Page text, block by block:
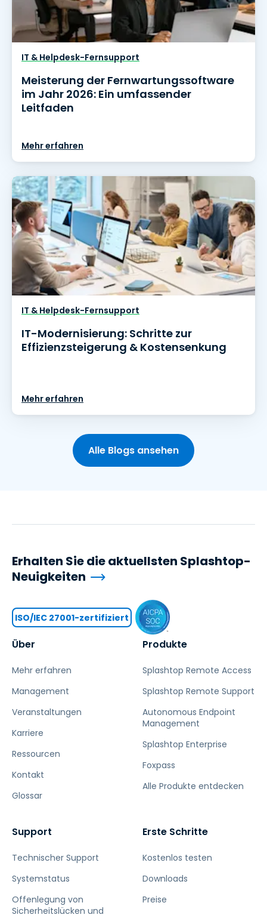
IT & Helpdesk-Fernsupport
Meisterung der Fernwartungssoftware
im Jahr 2026: Ein umfassender
Leitfaden
Mehr erfahren
IT & Helpdesk-Fernsupport
IT-Modernisierung: Schritte zur
Effizienzsteigerung & Kostensenkung
Mehr erfahren
Alle Blogs ansehen
Über
Mehr erfahren
Management
Veranstaltungen
Karriere
Ressourcen
Kontakt
Glossar
Produkte
Splashtop Remote Access
Splashtop Remote Support
Autonomous Endpoint
Management
Splashtop Enterprise
Foxpass
Alle Produkte entdecken
Support
Technischer Support
Systemstatus
Offenlegung von
Sicherheitslücken und
Erste Schritte
Kostenlos testen
Downloads
Preise
Erhalten Sie die aktuellsten Splashtop-
Neuigkeiten
ISO/IEC 27001-zertifiziert